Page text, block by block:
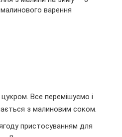
Все перемішуємо і
з малиновим соком.
пристосуванням для